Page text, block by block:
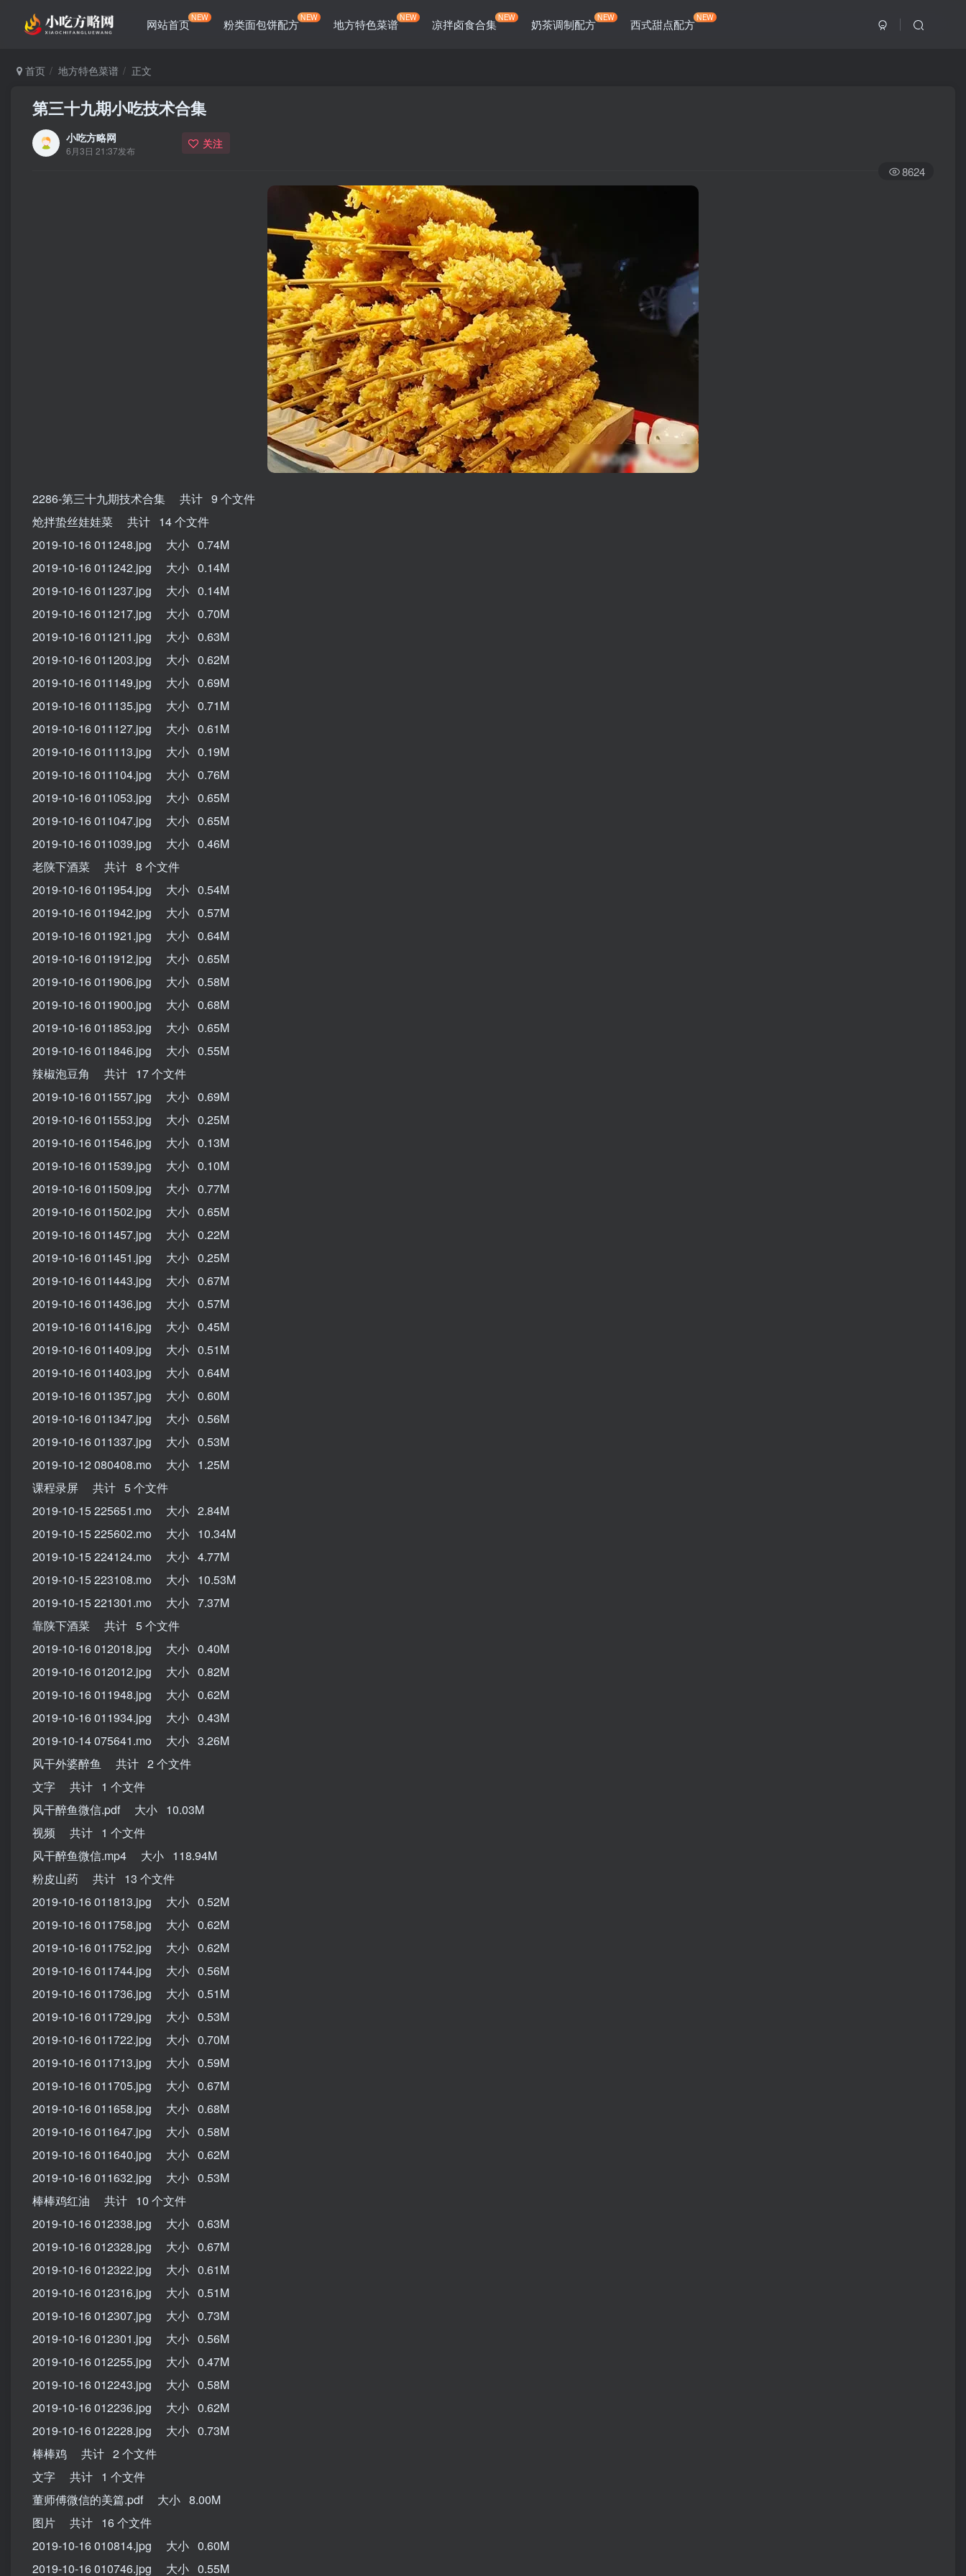
网站首页NEW 粉类面包饼配方NEW 地方特色菜谱NEW 凉拌卤食合集NEW 奶茶调制配方NEW 西式甜点配方NEW
首页 地方特色菜谱 正文
第三十九期小吃技术合集
小吃方略网
6月3日 21:37发布 关注
8624
2286-第三十九期技术合集 共计 9 个文件
炝拌蛰丝娃娃菜 共计 14 个文件
2019-10-16 011248.jpg 大小 0.74M
2019-10-16 011242.jpg 大小 0.14M
2019-10-16 011237.jpg 大小 0.14M
2019-10-16 011217.jpg 大小 0.70M
2019-10-16 011211.jpg 大小 0.63M
2019-10-16 011203.jpg 大小 0.62M
2019-10-16 011149.jpg 大小 0.69M
2019-10-16 011135.jpg 大小 0.71M
2019-10-16 011127.jpg 大小 0.61M
2019-10-16 011113.jpg 大小 0.19M
2019-10-16 011104.jpg 大小 0.76M
2019-10-16 011053.jpg 大小 0.65M
2019-10-16 011047.jpg 大小 0.65M
2019-10-16 011039.jpg 大小 0.46M
老陕下酒菜 共计 8 个文件
2019-10-16 011954.jpg 大小 0.54M
2019-10-16 011942.jpg 大小 0.57M
2019-10-16 011921.jpg 大小 0.64M
2019-10-16 011912.jpg 大小 0.65M
2019-10-16 011906.jpg 大小 0.58M
2019-10-16 011900.jpg 大小 0.68M
2019-10-16 011853.jpg 大小 0.65M
2019-10-16 011846.jpg 大小 0.55M
辣椒泡豆角 共计 17 个文件
2019-10-16 011557.jpg 大小 0.69M
2019-10-16 011553.jpg 大小 0.25M
2019-10-16 011546.jpg 大小 0.13M
2019-10-16 011539.jpg 大小 0.10M
2019-10-16 011509.jpg 大小 0.77M
2019-10-16 011502.jpg 大小 0.65M
2019-10-16 011457.jpg 大小 0.22M
2019-10-16 011451.jpg 大小 0.25M
2019-10-16 011443.jpg 大小 0.67M
2019-10-16 011436.jpg 大小 0.57M
2019-10-16 011416.jpg 大小 0.45M
2019-10-16 011409.jpg 大小 0.51M
2019-10-16 011403.jpg 大小 0.64M
2019-10-16 011357.jpg 大小 0.60M
2019-10-16 011347.jpg 大小 0.56M
2019-10-16 011337.jpg 大小 0.53M
2019-10-12 080408.mo 大小 1.25M
课程录屏 共计 5 个文件
2019-10-15 225651.mo 大小 2.84M
2019-10-15 225602.mo 大小 10.34M
2019-10-15 224124.mo 大小 4.77M
2019-10-15 223108.mo 大小 10.53M
2019-10-15 221301.mo 大小 7.37M
靠陕下酒菜 共计 5 个文件
2019-10-16 012018.jpg 大小 0.40M
2019-10-16 012012.jpg 大小 0.82M
2019-10-16 011948.jpg 大小 0.62M
2019-10-16 011934.jpg 大小 0.43M
2019-10-14 075641.mo 大小 3.26M
风干外婆醉鱼 共计 2 个文件
文字 共计 1 个文件
风干醉鱼微信.pdf 大小 10.03M
视频 共计 1 个文件
风干醉鱼微信.mp4 大小 118.94M
粉皮山药 共计 13 个文件
2019-10-16 011813.jpg 大小 0.52M
2019-10-16 011758.jpg 大小 0.62M
2019-10-16 011752.jpg 大小 0.62M
2019-10-16 011744.jpg 大小 0.56M
2019-10-16 011736.jpg 大小 0.51M
2019-10-16 011729.jpg 大小 0.53M
2019-10-16 011722.jpg 大小 0.70M
2019-10-16 011713.jpg 大小 0.59M
2019-10-16 011705.jpg 大小 0.67M
2019-10-16 011658.jpg 大小 0.68M
2019-10-16 011647.jpg 大小 0.58M
2019-10-16 011640.jpg 大小 0.62M
2019-10-16 011632.jpg 大小 0.53M
棒棒鸡红油 共计 10 个文件
2019-10-16 012338.jpg 大小 0.63M
2019-10-16 012328.jpg 大小 0.67M
2019-10-16 012322.jpg 大小 0.61M
2019-10-16 012316.jpg 大小 0.51M
2019-10-16 012307.jpg 大小 0.73M
2019-10-16 012301.jpg 大小 0.56M
2019-10-16 012255.jpg 大小 0.47M
2019-10-16 012243.jpg 大小 0.58M
2019-10-16 012236.jpg 大小 0.62M
2019-10-16 012228.jpg 大小 0.73M
棒棒鸡 共计 2 个文件
文字 共计 1 个文件
董师傅微信的美篇.pdf 大小 8.00M
图片 共计 16 个文件
2019-10-16 010814.jpg 大小 0.60M
2019-10-16 010746.jpg 大小 0.55M